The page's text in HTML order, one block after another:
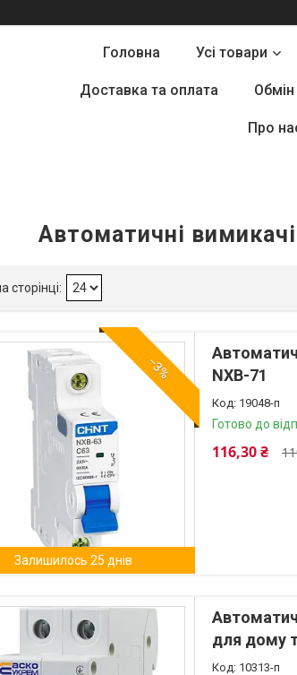
Головна Усі товари
Доставка та оплата
Про
Автоматичні
–3%
Залишилось 25 днів
NXB-71
19048-п
Готово до
116,30 ₴
для дому
10313-п